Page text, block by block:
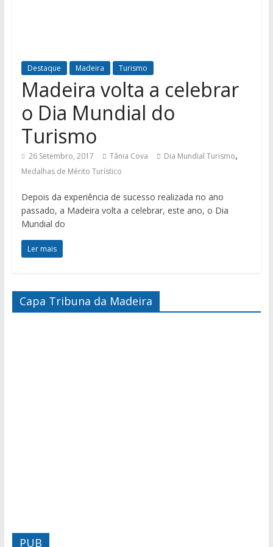
Destaque Madeira Turismo
Madeira volta a celebrar
o Dia Mundial do
Turismo
26 Setembro, 2017 Tânia Cova Dia Mundial Turismo,
Medalhas de Mérito Turístico
Depois da experiência de sucesso realizada no ano
passado, a Madeira volta a celebrar, este ano, o Dia
Mundial do
Ler mais
Capa Tribuna da Madeira
PUB